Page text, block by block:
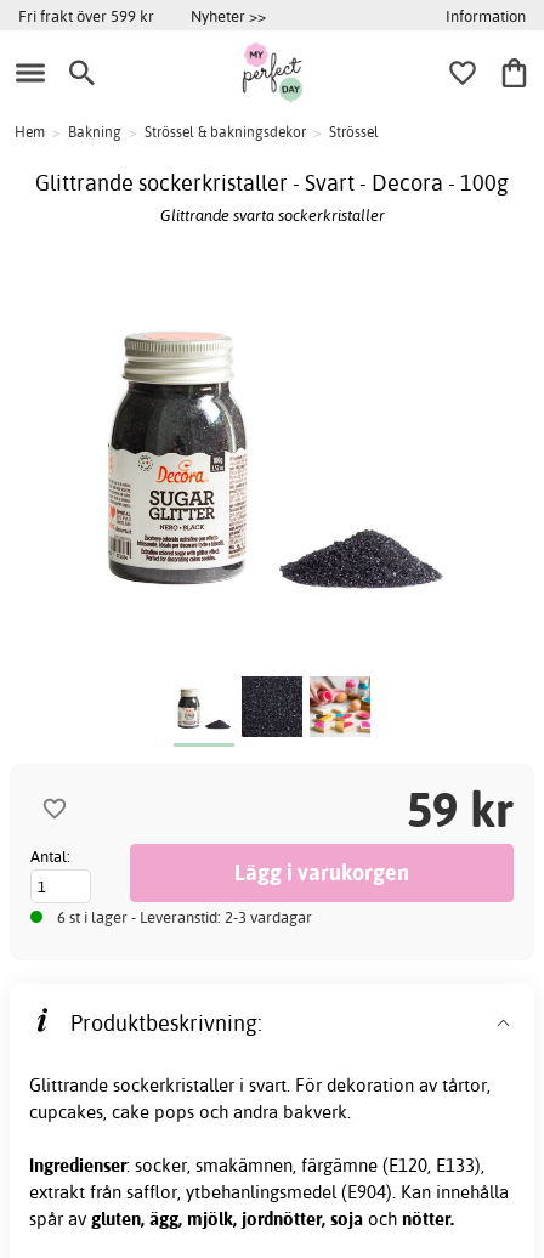
Fri frakt över 599 kr Nyheter >> Information
Hem > Bakning > Strössel & bakningsdekor > Strössel
Glittrande sockerkristaller - Svart - Decora - 100g
Glittrande svarta sockerkristaller
59 kr
Antal:
6 st i lager - Leveranstid: 2-3 vardagar
Produktbeskrivning:
Glittrande sockerkristaller i svart. För dekoration av tårtor,
cupcakes, cake pops och andra bakverk.
Ingredienser: socker, smakämnen, färgämne (E120, E133),
extrakt från safflor, ytbehanlingsmedel (E904). Kan innehålla
spår av gluten, ägg, mjölk, jordnötter, soja och nötter.